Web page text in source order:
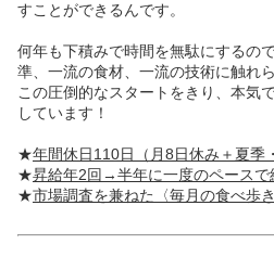
すことができるんです。
何年も下積みで時間を無駄にするの
準、一流の食材、一流の技術に触れ
この圧倒的なスタートをきり、本気
しています！
★年間休日110日（月8日休み＋夏季
★昇給年2回→半年に一度のペースで
★市場調査を兼ねた〈毎月の食べ歩